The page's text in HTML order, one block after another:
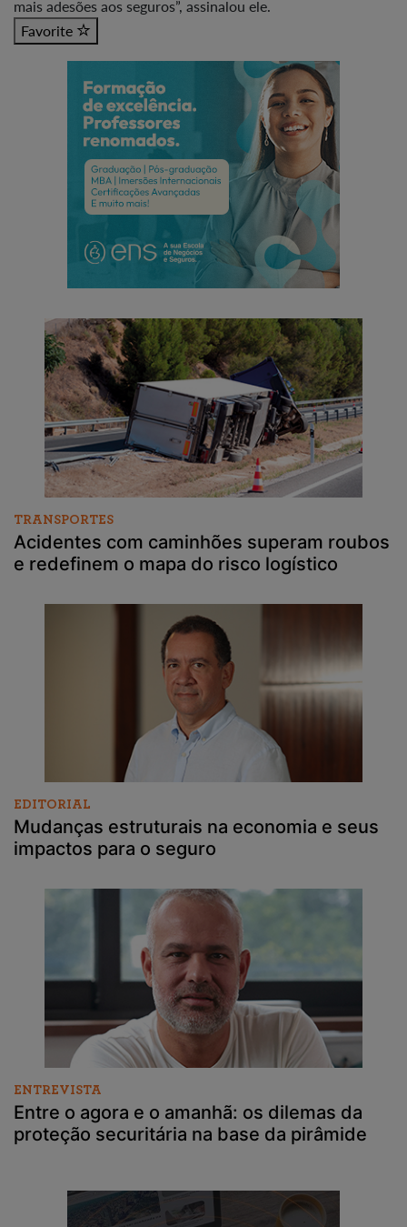
mais adesões aos seguros”, assinalou ele.
Favorite
TRANSPORTES
Acidentes com caminhões superam roubos
e redefinem o mapa do risco logístico
EDITORIAL
Mudanças estruturais na economia e seus
impactos para o seguro
ENTREVISTA
Entre o agora e o amanhã: os dilemas da
proteção securitária na base da pirâmide